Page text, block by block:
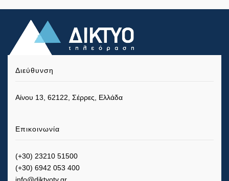
Διεύθυνση
Αίνου 13, 62122, Σέρρες, Ελλάδα
Επικοινωνία
(+30) 23210 51500
(+30) 6942 053 400